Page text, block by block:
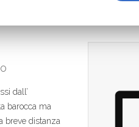
dall’
barocca ma
breve distanza